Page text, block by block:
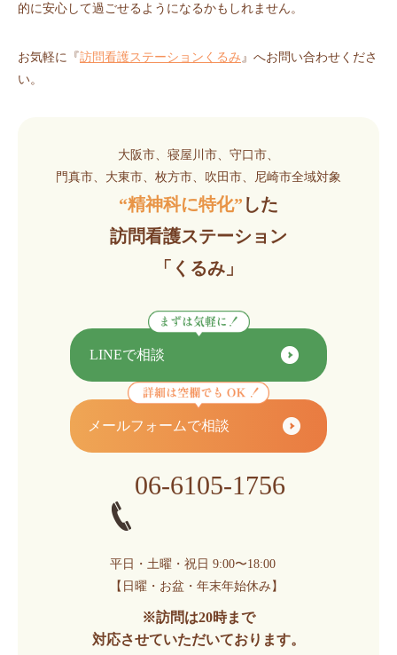
的に安心して過ごせるようになるかもしれません。
お気軽に『訪問看護ステーションくるみ 』へお問い合わせくださ
い。
大阪市、寝屋川市、守口市、
門真市、大東市、枚方市、吹田市、尼崎市全域対象
“精神科に特化” した
訪問看護ステーション
「くるみ」
LINEで相談
メールフォームで相談
06-6105-1756
平日・土曜・祝日 9:00〜18:00
【日曜・お盆・年末年始休み】
※訪問は20時まで
対応させていただいております。